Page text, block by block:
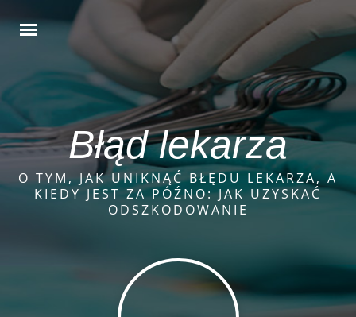
Błąd lekarza
O TYM, JAK UNIKNĄĆ BŁĘDU LEKARZA, A
KIEDY JEST ZA PÓŹNO: JAK UZYSKAĆ
ODSZKODOWANIE